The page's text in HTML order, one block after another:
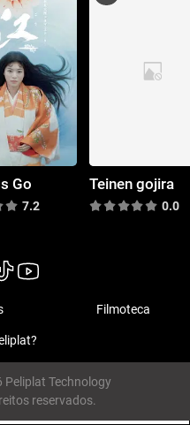
Go
7.2
Teinen gojira
0.0
Filmoteca
Technology
reservados.